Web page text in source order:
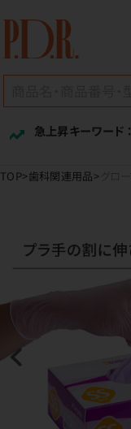
急上昇キーワード ：
TOP 歯科関連用品